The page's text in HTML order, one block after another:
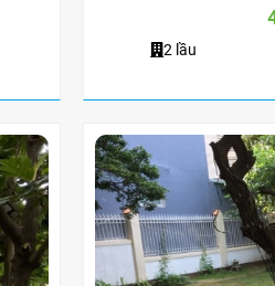
2 lầu